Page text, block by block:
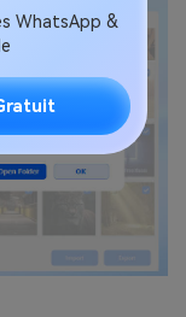
WhatsApp &